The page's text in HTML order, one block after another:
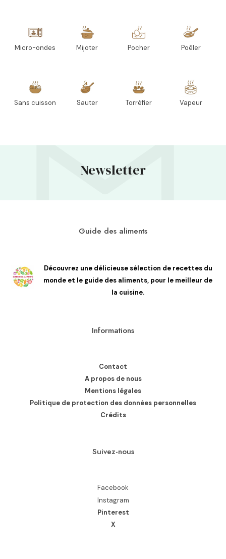
Micro-ondes Mijoter Pocher Poêler
Sans cuisson Sauter Torréfier Vapeur
Newsletter
Guide des aliments
Découvrez une délicieuse sélection de recettes du
monde et le guide des aliments, pour le meilleur de
la cuisine.
Informations
Contact
A propos de nous
Mentions légales
Politique de protection des données personnelles
Crédits
Suivez-nous
Facebook
Instagram
Pinterest
X